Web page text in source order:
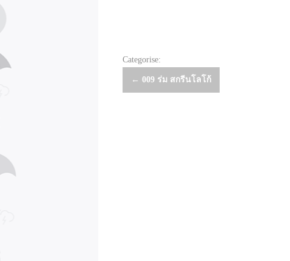
Categorise:
Post
← 009 ร่ม สกรีนโลโก้